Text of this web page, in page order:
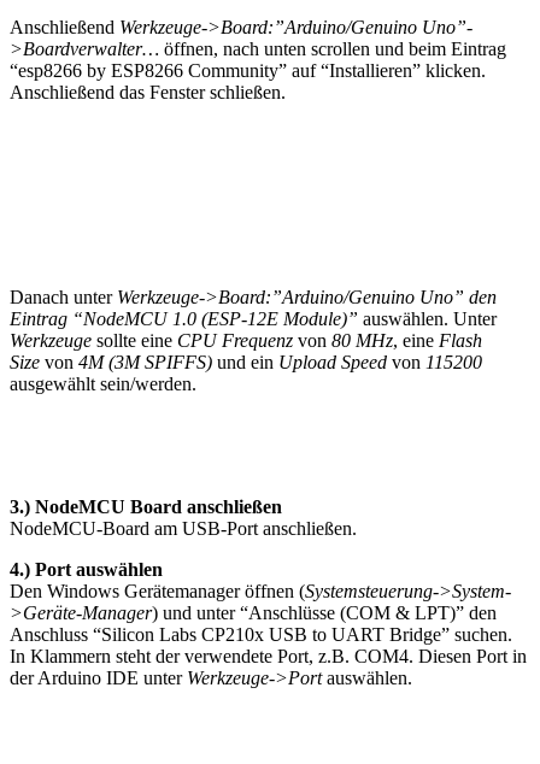
Anschließend Werkzeuge->Board:”Arduino/Genuino Uno”-
>Boardverwalter… öffnen, nach unten scrollen und beim Eintrag
“esp8266 by ESP8266 Community” auf “Installieren” klicken.
Anschließend das Fenster schließen.
Danach unter Werkzeuge->Board:”Arduino/Genuino Uno” den
Eintrag “NodeMCU 1.0 (ESP-12E Module)” auswählen. Unter
Werkzeuge sollte eine CPU Frequenz von 80 MHz, eine Flash
Size von 4M (3M SPIFFS) und ein Upload Speed von 115200
ausgewählt sein/werden.
3.) NodeMCU Board anschließen
NodeMCU-Board am USB-Port anschließen.
4.) Port auswählen
Den Windows Gerätemanager öffnen (Systemsteuerung->System-
>Geräte-Manager) und unter “Anschlüsse (COM & LPT)” den
Anschluss “Silicon Labs CP210x USB to UART Bridge” suchen.
In Klammern steht der verwendete Port, z.B. COM4. Diesen Port in
der Arduino IDE unter Werkzeuge->Portauswählen.